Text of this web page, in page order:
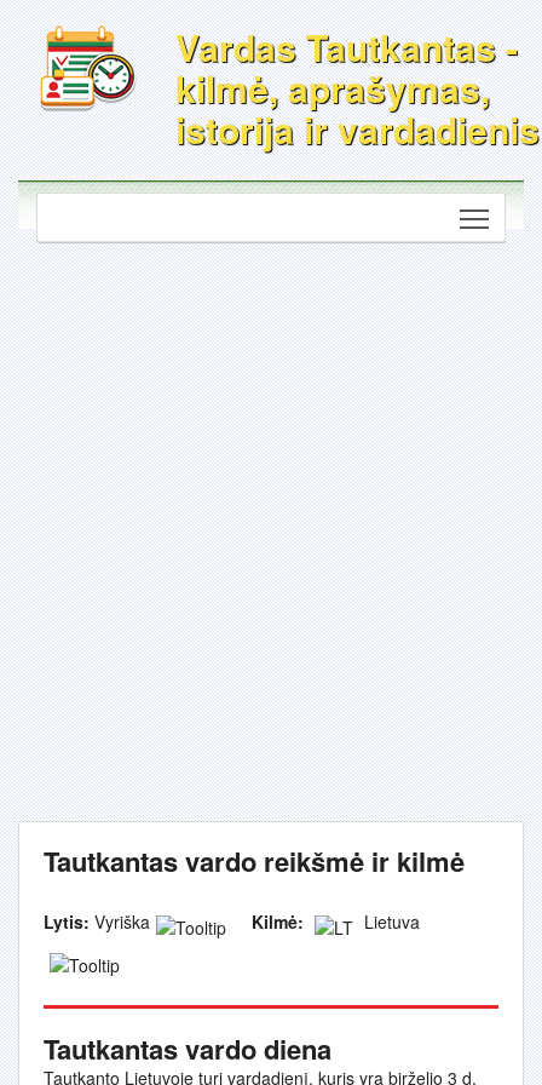
Vardas Tautkantas -
kilmė, aprašymas,
istorija ir vardadienis
Tautkantas vardo reikšmė ir kilmė
Lytis: Vyriška Kilmė: Lietuva
Tautkantas vardo diena
Tautkanto Lietuvoje turi vardadienį, kuris yra birželio 3 d.